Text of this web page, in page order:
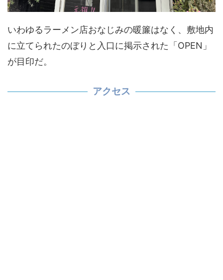
いわゆるラーメン店おなじみの暖簾はなく、敷地内
に立てられたのぼりと入口に掲示された「OPEN」
が目印だ。
アクセス